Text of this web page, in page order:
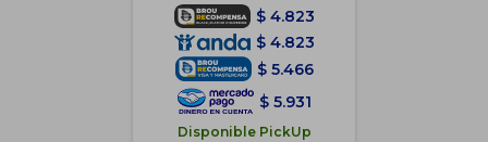
$ 4.823
$ 4.823
$ 5.466
$ 5.931
Disponible PickUp